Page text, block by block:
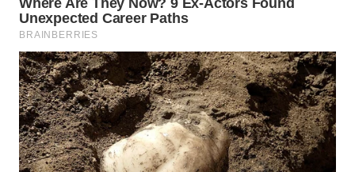
WAHANA
WAHANANEWS
ID
WAHANANEWS
CO ID